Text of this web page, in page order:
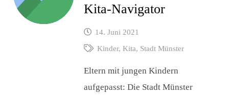
Kita-Navigator
14. Juni 2021
Kinder, Kita, Stadt Münster
Eltern mit jungen Kindern
aufgepasst: Die Stadt Münster